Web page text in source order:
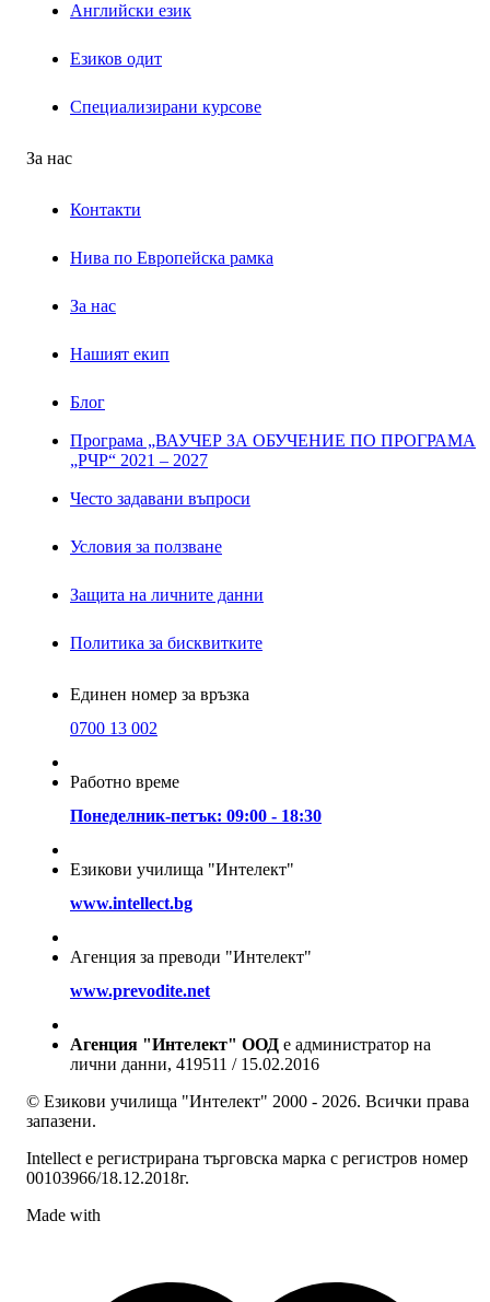
Английски език
Езиков одит
Специализирани курсове
За нас
Контакти
Нива по Европейска рамка
За нас
Нашият екип
Блог
Програма „ВАУЧЕР ЗА ОБУЧЕНИЕ ПО ПРОГРАМА
„РЧР“ 2021 – 2027
Често задавани въпроси
Условия за ползване
Защита на личните данни
Политика за бисквитките
Единен номер за връзка
0700 13 002
Работно време
Понеделник-петък: 09:00 - 18:30
Езикови училища "Интелект"
www.intellect.bg
Агенция за преводи "Интелект"
www.prevodite.net
Агенция "Интелект" ООД е администратор на
лични данни, 419511 / 15.02.2016
© Езикови училища "Интелект" 2000 - 2026. Всички права
запазени.
Intellect е регистрирана търговска марка с регистров номер
00103966/18.12.2018г.
Made with